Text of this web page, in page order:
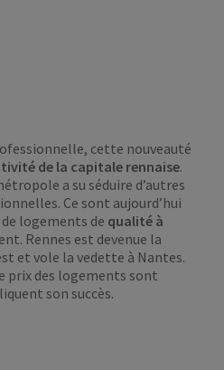
cette nouveauté
de la capitale rennaise.
a su séduire d’autres
Ce sont aujourd’hui
logements de qualité à
Rennes est devenue la
et vole la vedette à Nantes.
prix des logements sont
son succès.